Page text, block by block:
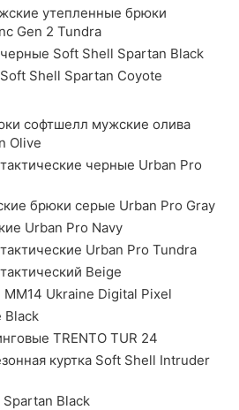
утепленные брюки
Gen 2 Tundra
Soft Shell Spartan Black
Shell Spartan Coyote
софтшелл мужские олива
Olive
черные Urban Pro
брюки серые Urban Pro Gray
Urban Pro Navy
Urban Pro Tundra
Beige
ММ14 Ukraine Digital Pixel
Black
TRENTO TUR 24
куртка Soft Shell Intruder
Spartan Black